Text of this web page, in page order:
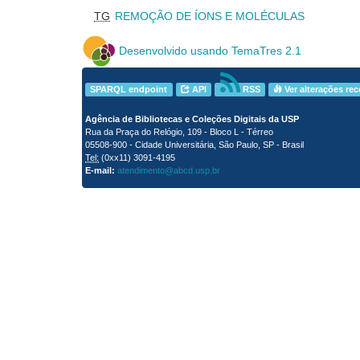
TG REMOÇÃO DE ÍONS E MOLÉCULAS
Desenvolvido usando TemaTres 2.1
SPARQL endpoint API RSS Ver alterações
Agência de Bibliotecas e Coleções Digitais da USP
Rua da Praça do Relógio, 109 - Bloco L - Térreo
05508-900 - Cidade Universitária, São Paulo, SP - Brasil
Tel: (0xx11) 3091-4195
E-mail: atendimento@abcd.usp.br